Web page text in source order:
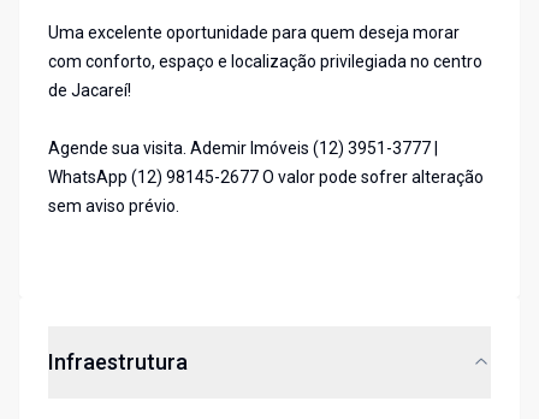
Uma excelente oportunidade para quem deseja morar
com conforto, espaço e localização privilegiada no centro
de Jacareí!
Agende sua visita. Ademir Imóveis (12) 3951-3777 |
WhatsApp (12) 98145-2677 O valor pode sofrer alteração
sem aviso prévio.
Infraestrutura